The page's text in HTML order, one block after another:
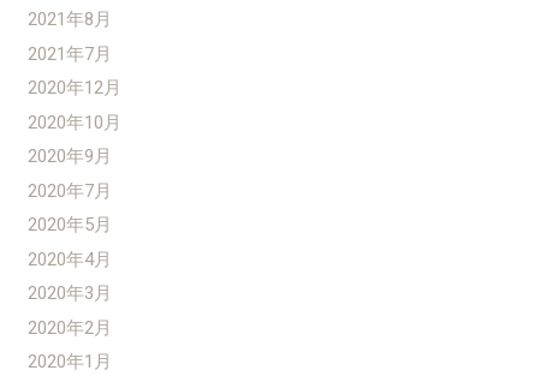
2021年8月
2021年7月
2020年12月
2020年10月
2020年9月
2020年7月
2020年5月
2020年4月
2020年3月
2020年2月
2020年1月